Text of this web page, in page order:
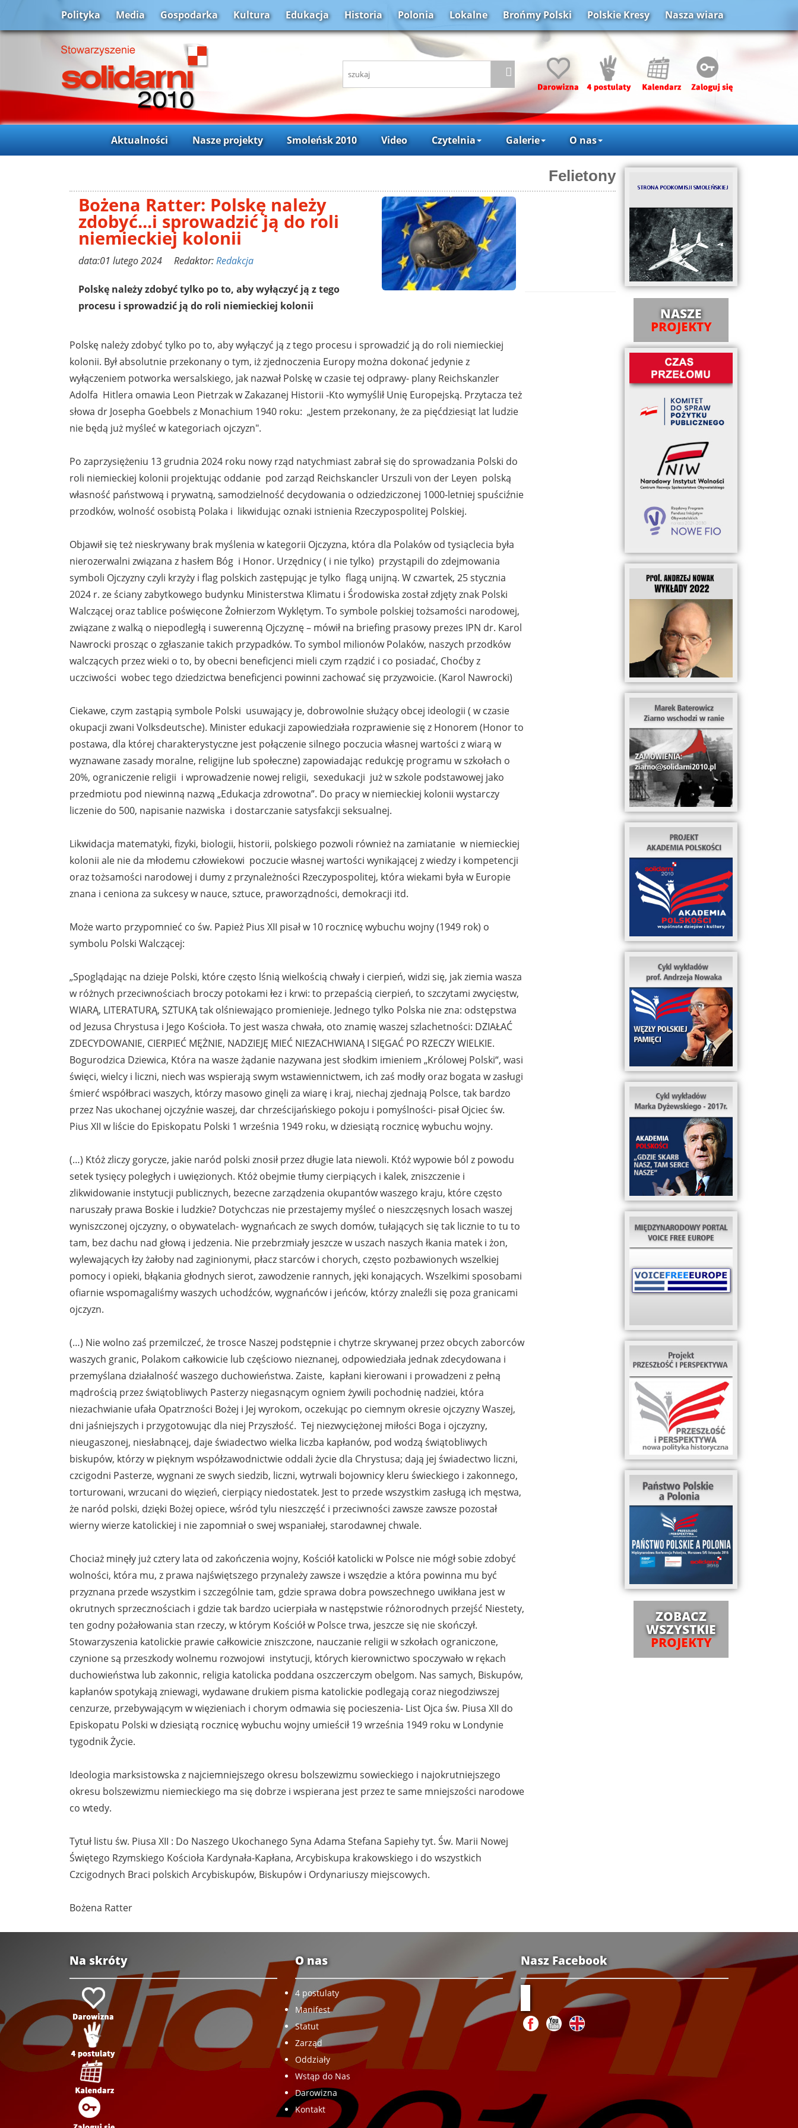
Polityka Media Gospodarka Kultura Edukacja Historia Polonia Lokalne Brońmy Polski Polskie Kresy Nasza wiara
Aktualności Nasze projekty Smoleńsk 2010 Video Czytelnia Galerie O nas
Felietony
Bożena Ratter: Polskę należy
zdobyć...i sprowadzić ją do roli
niemieckiej kolonii
data:01 lutego 2024 Redaktor:Redakcja
Polskę należy zdobyć tylko po to, aby wyłączyć ją z tego
procesu i sprowadzić ją do roli niemieckiej kolonii
Polskę należy zdobyć tylko po to, aby wyłączyć ją z tego procesu i sprowadzić ją do roli niemieckiej
kolonii. Był absolutnie przekonany o tym, iż zjednoczenia Europy można dokonać jedynie z
wyłączeniem potworka wersalskiego, jak nazwał Polskę w czasie tej odprawy- plany Reichskanzler
Adolfa Hitlera omawia Leon Pietrzak w Zakazanej Historii -Kto wymyślił Unię Europejską. Przytacza też
słowa dr Josepha Goebbels z Monachium 1940 roku: „Jestem przekonany, że za pięćdziesiąt lat ludzie
nie będą już myśleć w kategoriach ojczyzn".
Po zaprzysiężeniu 13 grudnia 2024 roku nowy rząd natychmiast zabrał się do sprowadzania Polski do
roli niemieckiej kolonii projektując oddanie pod zarząd Reichskancler Urszuli von der Leyen polską
własność państwową i prywatną, samodzielność decydowania o odziedziczonej 1000-letniej spuściźnie
przodków, wolność osobistą Polaka i likwidując oznaki istnienia Rzeczypospolitej Polskiej.
Objawił się też nieskrywany brak myślenia w kategorii Ojczyzna, która dla Polaków od tysiąclecia była
nierozerwalni związana z hasłem Bóg i Honor. Urzędnicy ( i nie tylko) przystąpili do zdejmowania
symboli Ojczyzny czyli krzyży i flag polskich zastępując je tylko flagą unijną. W czwartek, 25 stycznia
2024 r. ze ściany zabytkowego budynku Ministerstwa Klimatu i Środowiska został zdjęty znak Polski
Walczącej oraz tablice poświęcone Żołnierzom Wyklętym. To symbole polskiej tożsamości narodowej,
związane z walką o niepodległą i suwerenną Ojczyznę – mówił na briefing prasowy prezes IPN dr. Karol
Nawrocki prosząc o zgłaszanie takich przypadków. To symbol milionów Polaków, naszych przodków
walczących przez wieki o to, by obecni beneficjenci mieli czym rządzić i co posiadać, Choćby z
uczciwości wobec tego dziedzictwa beneficjenci powinni zachować się przyzwoicie. (Karol Nawrocki)
Ciekawe, czym zastąpią symbole Polski usuwający je, dobrowolnie służący obcej ideologii ( w czasie
okupacji zwani Volksdeutsche). Minister edukacji zapowiedziała rozprawienie się z Honorem (Honor to
postawa, dla której charakterystyczne jest połączenie silnego poczucia własnej wartości z wiarą w
wyznawane zasady moralne, religijne lub społeczne) zapowiadając redukcję programu w szkołach o
20%, ograniczenie religii i wprowadzenie nowej religii, sexedukacji już w szkole podstawowej jako
przedmiotu pod niewinną nazwą „Edukacja zdrowotna”. Do pracy w niemieckiej kolonii wystarczy
liczenie do 500, napisanie nazwiska i dostarczanie satysfakcji seksualnej.
Likwidacja matematyki, fizyki, biologii, historii, polskiego pozwoli również na zamiatanie w niemieckiej
kolonii ale nie da młodemu człowiekowi poczucie własnej wartości wynikającej z wiedzy i kompetencji
oraz tożsamości narodowej i dumy z przynależności Rzeczypospolitej, która wiekami była w Europie
znana i ceniona za sukcesy w nauce, sztuce, praworządności, demokracji itd.
Może warto przypomnieć co św. Papież Pius XII pisał w 10 rocznicę wybuchu wojny (1949 rok) o
symbolu Polski Walczącej:
„Spoglądając na dzieje Polski, które często lśnią wielkością chwały i cierpień, widzi się, jak ziemia wasza
w różnych przeciwnościach broczy potokami łez i krwi: to przepaścią cierpień, to szczytami zwycięstw,
WIARĄ, LITERATURĄ, SZTUKĄ tak olśniewająco promienieje. Jednego tylko Polska nie zna: odstępstwa
od Jezusa Chrystusa i Jego Kościoła. To jest wasza chwała, oto znamię waszej szlachetności: DZIAŁAĆ
ZDECYDOWANIE, CIERPIEĆ MĘŻNIE, NADZIEJĘ MIEĆ NIEZACHWIANĄ I SIĘGAĆ PO RZECZY WIELKIE.
Bogurodzica Dziewica, Która na wasze żądanie nazywana jest słodkim imieniem „Królowej Polski“, wasi
święci, wielcy i liczni, niech was wspierają swym wstawiennictwem, ich zaś modły oraz bogata w zasługi
śmierć współbraci waszych, którzy masowo ginęli za wiarę i kraj, niechaj zjednają Polsce, tak bardzo
przez Nas ukochanej ojczyźnie waszej, dar chrześcijańskiego pokoju i pomyślności- pisał Ojciec św.
Pius XII w liście do Episkopatu Polski 1 września 1949 roku, w dziesiątą rocznicę wybuchu wojny.
(…) Któż zliczy gorycze, jakie naród polski znosił przez długie lata niewoli. Któż wypowie ból z powodu
setek tysięcy poległych i uwięzionych. Któż obejmie tłumy cierpiących i kalek, zniszczenie i
zlikwidowanie instytucji publicznych, bezecne zarządzenia okupantów waszego kraju, które często
naruszały prawa Boskie i ludzkie? Dotychczas nie przestajemy myśleć o nieszczęsnych losach waszej
wyniszczonej ojczyzny, o obywatelach- wygnańcach ze swych domów, tułających się tak licznie to tu to
tam, bez dachu nad głową i jedzenia. Nie przebrzmiały jeszcze w uszach naszych łkania matek i żon,
wylewających łzy żałoby nad zaginionymi, płacz starców i chorych, często pozbawionych wszelkiej
pomocy i opieki, błąkania głodnych sierot, zawodzenie rannych, jęki konających. Wszelkimi sposobami
ofiarnie wspomagaliśmy waszych uchodźców, wygnańców i jeńców, którzy znaleźli się poza granicami
ojczyzn.
(…) Nie wolno zaś przemilczeć, że trosce Naszej podstępnie i chytrze skrywanej przez obcych zaborców
waszych granic, Polakom całkowicie lub częściowo nieznanej, odpowiedziała jednak zdecydowana i
przemyślana działalność waszego duchowieństwa. Zaiste, kapłani kierowani i prowadzeni z pełną
mądrością przez świątobliwych Pasterzy niegasnącym ogniem żywili pochodnię nadziei, która
niezachwianie ufała Opatrzności Bożej i Jej wyrokom, oczekując po ciemnym okresie ojczyzny Waszej,
dni jaśniejszych i przygotowując dla niej Przyszłość. Tej niezwyciężonej miłości Boga i ojczyzny,
nieugaszonej, niesłabnącej, daje świadectwo wielka liczba kapłanów, pod wodzą świątobliwych
biskupów, którzy w pięknym współzawodnictwie oddali życie dla Chrystusa; dają jej świadectwo liczni,
czcigodni Pasterze, wygnani ze swych siedzib, liczni, wytrwali bojownicy kleru świeckiego i zakonnego,
torturowani, wrzucani do więzień, cierpiący niedostatek. Jest to przede wszystkim zasługą ich męstwa,
że naród polski, dzięki Bożej opiece, wśród tylu nieszczęść i przeciwności zawsze zawsze pozostał
wierny wierze katolickiej i nie zapomniał o swej wspaniałej, starodawnej chwale.
Chociaż minęły już cztery lata od zakończenia wojny, Kościół katolicki w Polsce nie mógł sobie zdobyć
wolności, która mu, z prawa najświętszego przynależy zawsze i wszędzie a która powinna mu być
przyznana przede wszystkim i szczególnie tam, gdzie sprawa dobra powszechnego uwikłana jest w
okrutnych sprzecznościach i gdzie tak bardzo ucierpiała w następstwie różnorodnych przejść Niestety,
ten godny pożałowania stan rzeczy, w którym Kościół w Polsce trwa, jeszcze się nie skończył.
Stowarzyszenia katolickie prawie całkowicie zniszczone, nauczanie religii w szkołach ograniczone,
czynione są przeszkody wolnemu rozwojowi instytucji, których kierownictwo spoczywało w rękach
duchowieństwa lub zakonnic, religia katolicka poddana oszczerczym obelgom. Nas samych, Biskupów,
kapłanów spotykają zniewagi, wydawane drukiem pisma katolickie podlegają coraz niegodziwszej
cenzurze, przebywającym w więzieniach i chorym odmawia się pocieszenia- List Ojca św. Piusa XII do
Episkopatu Polski w dziesiątą rocznicę wybuchu wojny umieścił 19 września 1949 roku w Londynie
tygodnik Życie.
Ideologia marksistowska z najciemniejszego okresu bolszewizmu sowieckiego i najokrutniejszego
okresu bolszewizmu niemieckiego ma się dobrze i wspierana jest przez te same mniejszości narodowe
co wtedy.
Tytuł listu św. Piusa XII : Do Naszego Ukochanego Syna Adama Stefana Sapiehy tyt. Św. Marii Nowej
Świętego Rzymskiego Kościoła Kardynała-Kapłana, Arcybiskupa krakowskiego i do wszystkich
Czcigodnych Braci polskich Arcybiskupów, Biskupów i Ordynariuszy miejscowych.
Bożena Ratter
NASZE
PROJEKTY
ZOBACZ
WSZYSTKIE
PROJEKTY
Na skróty O nas
4 postulaty
Manifest
Statut
Zarząd
Oddziały
Wstąp do Nas
Darowizna
Kontakt
Nasz Facebook